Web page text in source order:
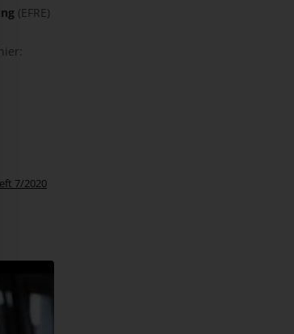
(EFRE)
7/2020